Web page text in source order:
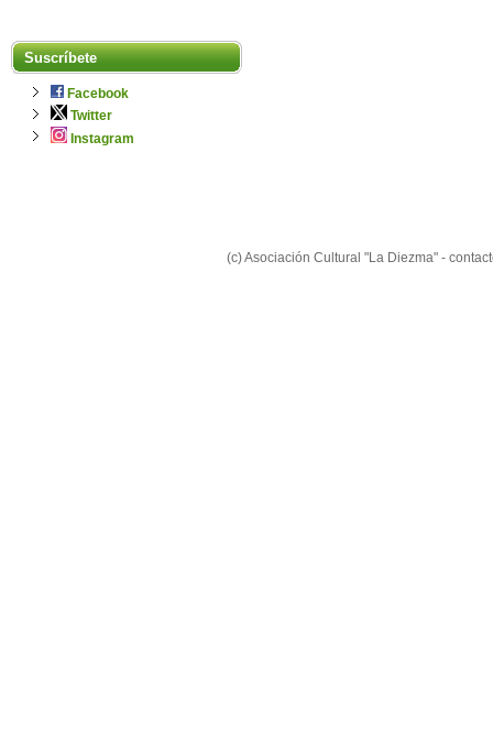
Suscríbete
Facebook
Twitter
Instagram
(c) Asociación Cultural "La Diezma" -